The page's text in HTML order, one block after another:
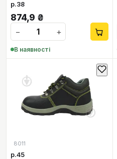
р.38
874,9 ₴
−
+
В наявності
8011
р.45